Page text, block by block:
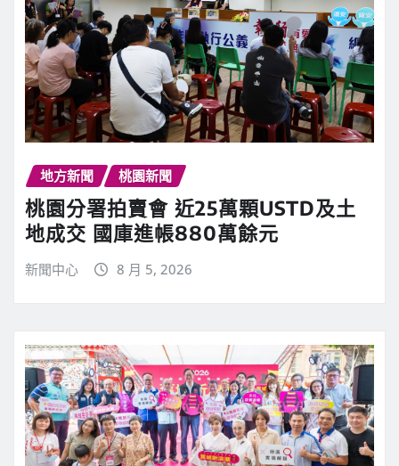
地方新聞 桃園新聞
桃園分署拍賣會 近25萬顆USTD及土
地成交 國庫進帳880萬餘元
新聞中心 8 月 5, 2026